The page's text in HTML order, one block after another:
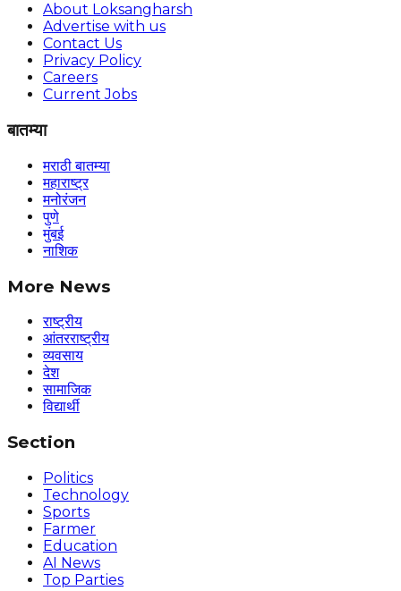
About Loksangharsh
Advertise with us
Contact Us
Privacy Policy
Careers
Current Jobs
बातम्या
मराठी बातम्या
महाराष्ट्र
मनोरंजन
पुणे
मुंबई
नाशिक
More News
राष्ट्रीय
आंतरराष्ट्रीय
व्यवसाय
देश
सामाजिक
विद्यार्थी
Section
Politics
Technology
Sports
Farmer
Education
AI News
Top Parties